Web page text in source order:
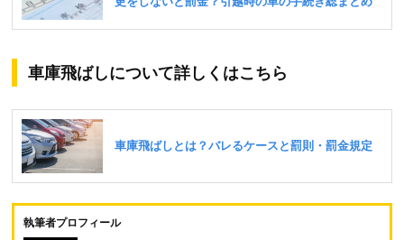
車庫飛ばしについて詳しくはこちら
執筆者プロフィール